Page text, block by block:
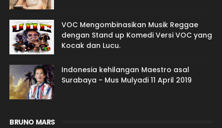
VOC Mengombinasikan Musik Reggae
dengan Stand up Komedi Versi VOC yang
Kocak dan Lucu.
Indonesia kehilangan Maestro asal
Surabaya - Mus Mulyadi 11 April 2019
BRUNO MARS